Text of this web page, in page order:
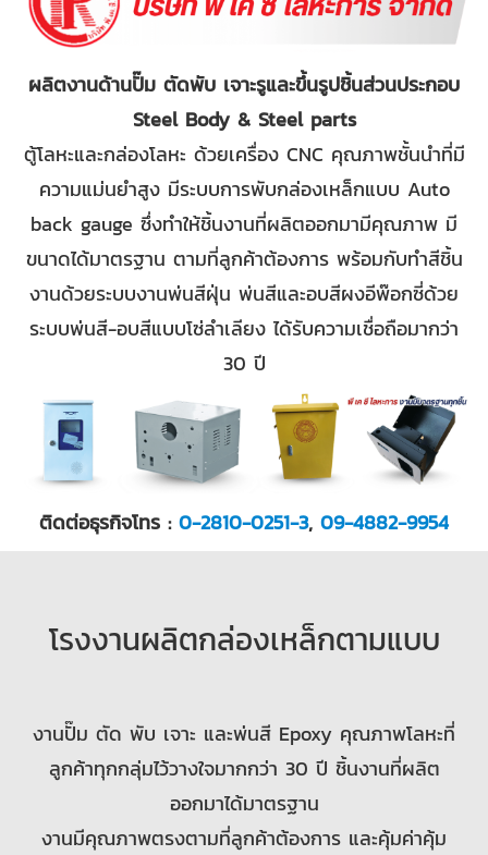
ผลิตงานด้านปั๊ม ตัดพับ เจาะรูและขึ้นรูปชิ้นส่วนประกอบ
Steel Body & Steel parts
ตู้โลหะและกล่องโลหะ ด้วยเครื่อง CNC คุณภาพชั้นนำที่มี
ความแม่นยำสูง มีระบบการพับกล่องเหล็กแบบ Auto
back gauge ซึ่งทำให้ชิ้นงานที่ผลิตออกมามีคุณภาพ มี
ขนาดได้มาตรฐาน ตามที่ลูกค้าต้องการ พร้อมกับทำสีชิ้น
งานด้วยระบบงานพ่นสีฝุ่น พ่นสีและอบสีผงอีพ๊อกซี่ด้วย
ระบบพ่นสี-อบสีแบบโซ่ลำเลียง ได้รับความเชื่อถือมากว่า
30 ปี
ติดต่อธุรกิจโทร : 0-2810-0251-3, 09-4882-9954
โรงงานผลิตกล่องเหล็กตามแบบ
งานปั๊ม ตัด พับ เจาะ และพ่นสี Epoxy คุณภาพโลหะที่
ลูกค้าทุกกลุ่มไว้วางใจมากกว่า 30 ปี ชิ้นงานที่ผลิต
ออกมาได้มาตรฐาน
งานมีคุณภาพตรงตามที่ลูกค้าต้องการ และคุ้มค่าคุ้ม